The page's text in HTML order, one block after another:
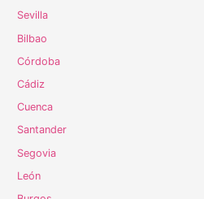
Sevilla
Bilbao
Córdoba
Cádiz
Cuenca
Santander
Segovia
León